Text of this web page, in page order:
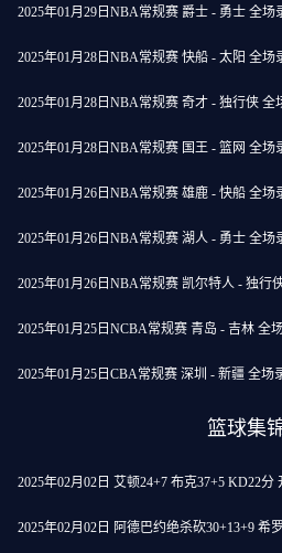
2025年01月29日NBA常规赛 爵士 - 勇士 全场
2025年01月28日NBA常规赛 快船 - 太阳 全场
2025年01月28日NBA常规赛 奇才 - 独行侠 全
2025年01月28日NBA常规赛 国王 - 篮网 全场
2025年01月26日NBA常规赛 雄鹿 - 快船 全场
2025年01月26日NBA常规赛 湖人 - 勇士 全场
2025年01月26日NBA常规赛 凯尔特人 - 独行
2025年01月25日NCBA常规赛 青岛 - 吉林 全
2025年01月25日CBA常规赛 深圳 - 新疆 全场
篮球集
2025年02月02日 艾顿24+7 布克37+5 KD22
2025年02月02日 阿德巴约绝杀砍30+13+9 希